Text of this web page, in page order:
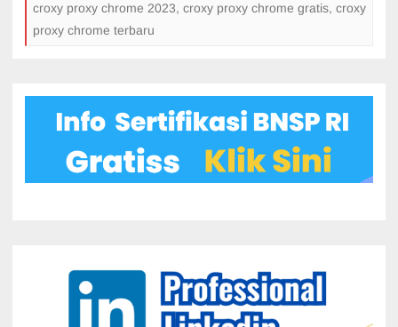
croxy proxy chrome 2023, croxy proxy chrome gratis, croxy
proxy chrome terbaru